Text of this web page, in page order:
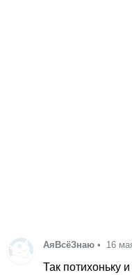
АяВсёЗнаю • 16
Так потихоньку